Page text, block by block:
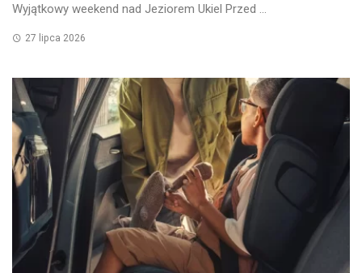
Wyjątkowy weekend nad Jeziorem Ukiel Przed ...
27 lipca 2026